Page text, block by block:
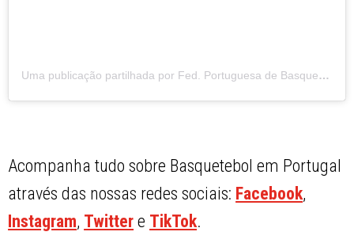
Uma publicação partilhada por Fed. Portuguesa de Basquetebol (@fpbasquetebol)
Acompanha tudo sobre Basquetebol em Portugal
através das nossas redes sociais: Facebook,
Instagram, Twitter e TikTok.